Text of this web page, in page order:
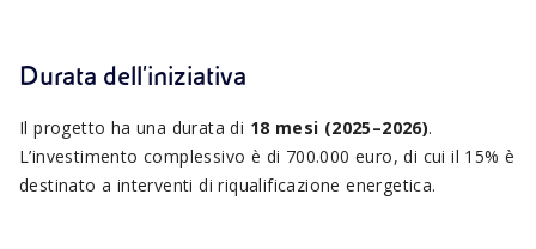
Durata dell'iniziativa
Il progetto ha una durata di 18 mesi (2025–2026).
L’investimento complessivo è di 700.000 euro, di cui il 15% è
destinato a interventi di riqualificazione energetica.